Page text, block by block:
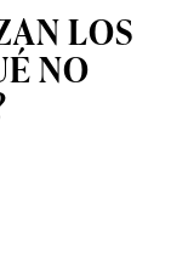
LOS
NO